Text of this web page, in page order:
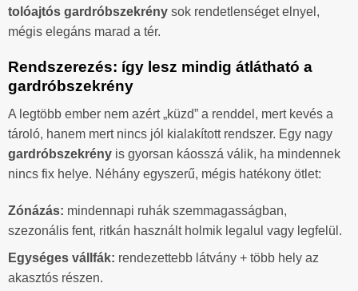
tolóajtós gardróbszekrény sok rendetlenséget elnyel,
mégis elegáns marad a tér.
Rendszerezés: így lesz mindig átlátható a
gardróbszekrény
A legtöbb ember nem azért „küzd” a renddel, mert kevés a
tároló, hanem mert nincs jól kialakított rendszer. Egy nagy
gardróbszekrény is gyorsan káosszá válik, ha mindennek
nincs fix helye. Néhány egyszerű, mégis hatékony ötlet:
Zónázás: mindennapi ruhák szemmagasságban,
szezonális fent, ritkán használt holmik legalul vagy legfelül.
Egységes vállfák: rendezettebb látvány + több hely az
akasztós részen.